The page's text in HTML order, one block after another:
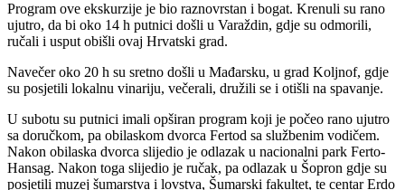
Program ove ekskurzije je bio raznovrstan i bogat. Krenuli su rano
ujutro, da bi oko 14 h putnici došli u Varaždin, gdje su odmorili,
ručali i usput obišli ovaj Hrvatski grad.
Navečer oko 20 h su sretno došli u Mađarsku, u grad Koljnof, gdje
su posjetili lokalnu vinariju, večerali, družili se i otišli na spavanje.
U subotu su putnici imali opširan program koji je počeo rano ujutro
sa doručkom, pa obilaskom dvorca Fertod sa službenim vodičem.
Nakon obilaska dvorca slijedio je odlazak u nacionalni park Ferto-
Hansag. Nakon toga slijedio je ručak, pa odlazak u Šopron gdje su
posjetili muzej šumarstva i lovstva, Šumarski fakultet, te centar Erdo